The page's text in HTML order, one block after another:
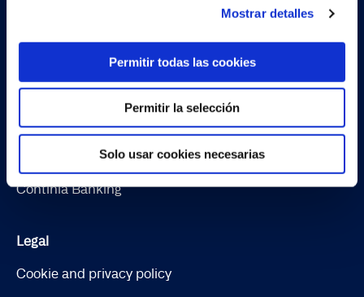
Mostrar detalles
Permitir todas las cookies
Permitir la selección
Solo usar cookies necesarias
Document Capture
Document Output
Expense Management
Continia Finance
Continia Banking
Legal
Cookie and privacy policy